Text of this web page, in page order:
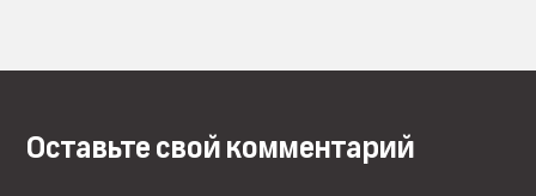
Оставьте свой комментарий